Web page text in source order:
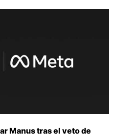
Manus tras el veto de